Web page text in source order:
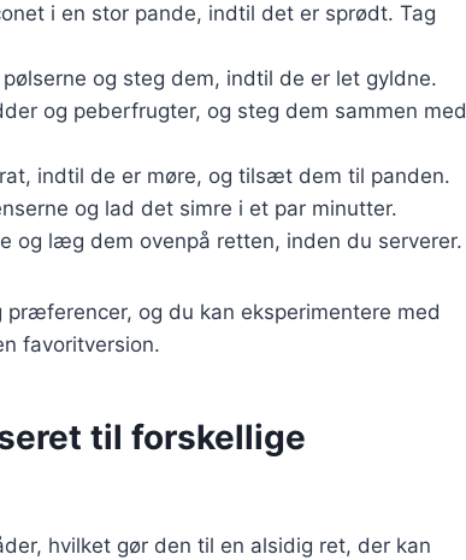
i en stor pande, indtil det er sprødt. Tag
og steg dem, indtil de er let gyldne.
og peberfrugter, og steg dem sammen med
indtil de er møre, og tilsæt dem til panden.
og lad det simre i et par minutter.
og læg dem ovenpå retten, inden du serverer.
og du kan eksperimentere med
favoritversion.
til forskellige
hvilket gør den til en alsidig ret, der kan